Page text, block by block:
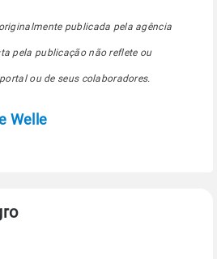
publicada pela agência
pela publicação não reflete ou
ou de seus colaboradores.
Welle